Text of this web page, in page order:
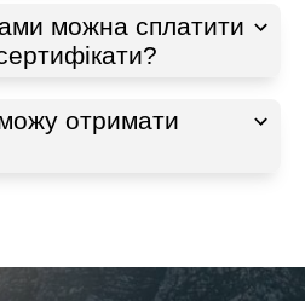
можна сплатити
отримати